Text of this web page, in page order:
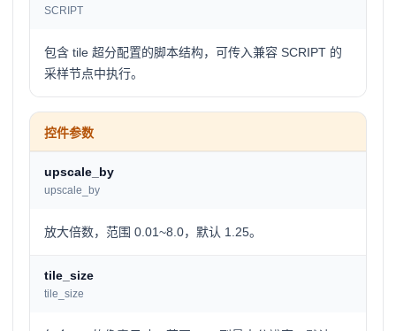
SCRIPT
包含 tile 超分配置的脚本结构，可传入兼容 SCRIPT 的
采样节点中执行。
控件参数
upscale_by
upscale_by
放大倍数，范围 0.01~8.0，默认 1.25。
tile_size
tile_size